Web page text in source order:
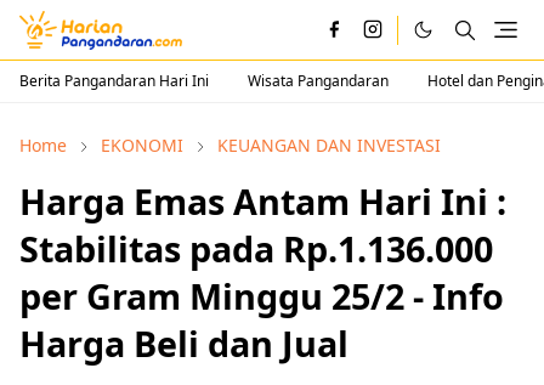
Berita Pangandaran Hari Ini Wisata Pangandaran Hotel dan
Home EKONOMI KEUANGAN DAN INVESTASI
Harga Emas Antam Hari Ini :
Stabilitas pada Rp.1.136.000
per Gram Minggu 25/2 - Info
Harga Beli dan Jual